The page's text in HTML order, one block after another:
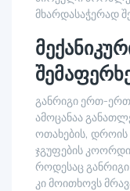
მხარდასაჭერად
განრიგი ერთ-
ამოცანაა
ოთახების, დროის
ჯგუფების
როდესაც
კი მოითხოვს